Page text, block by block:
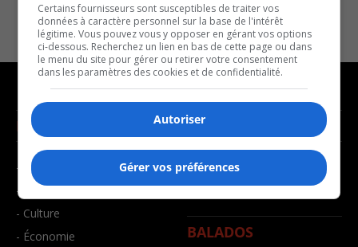
NOUVELLES
- Affaires municipales
- Communauté / Social
- Culture
- Économie
MUSIQUE
- Décompte franco
- Joué récemment
BALADOS
Certains fournisseurs sont susceptibles de traiter vos
données à caractère personnel sur la base de l'intérêt
légitime. Vous pouvez vous y opposer en gérant vos options
ci-dessous. Recherchez un lien en bas de cette page ou dans
le menu du site pour gérer ou retirer votre consentement
dans les paramètres des cookies et de confidentialité.
Autoriser
Gérer vos préférences